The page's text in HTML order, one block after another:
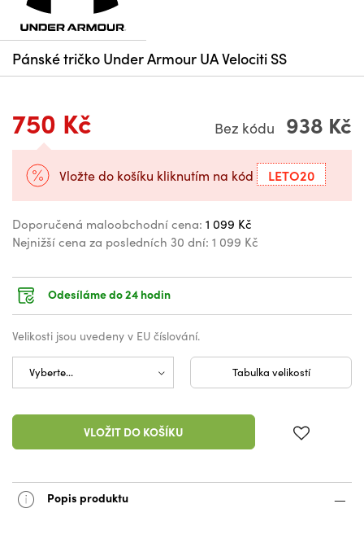
Pánské tričko Under Armour UA Velociti SS
750 Kč Bez kódu 938 Kč
Vložte do košíku kliknutím na kód LETO20
Doporučená maloobchodní cena: 1 099 Kč
Nejnižší cena za posledních 30 dní: 1 099 Kč
Odesíláme do 24 hodin
Velikosti jsou uvedeny v EU číslování.
Tabulka velikostí
VLOŽIT DO KOŠÍKU
Popis produktu